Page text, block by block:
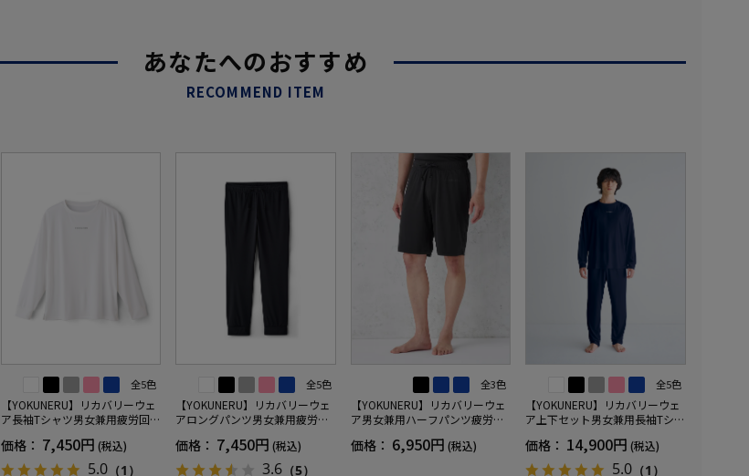
あなたへのおすすめ
RECOMMEND ITEM
全5色
【YOKUNERU】リカバリーウェ
ア長袖Tシャツ男女兼用疲労回復
(R)【一般医療機器】SS～LLサイ
ズ
価格： 7,450円 (税込)
5.0（1）
全5色
【YOKUNERU】リカバリーウェ
アロングパンツ男女兼用疲労回
IX(R)【一般医療機器】SS～LLサ
イズ
価格： 7,450円 (税込)
3.6 （5）
全3色
【YOKUNERU】リカバリーウェ
ア男女兼用ハーフパンツ疲労回
IX(R)【一般医療機器】SS～LLサ
価格： 6,950円 (税込)
全5色
【YOKUNERU】リカバリーウェ
ア上下セット男女兼用長袖Tシャ
進遠赤外線快眠NANOMIX(R)【一
般医療機器】SS～LLサイズ
価格： 14,900円 (税込)
5.0 （1）